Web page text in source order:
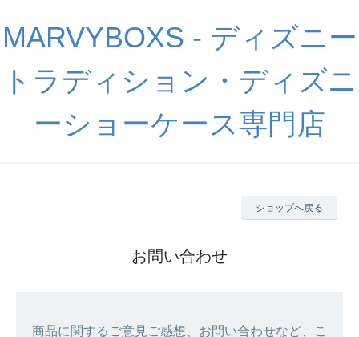
MARVYBOXS - ディズニー
トラディション・ディズニ
ーショーケース専門店
ショップへ戻る
お問い合わせ
商品に関するご意見ご感想、お問い合わせなど、こ